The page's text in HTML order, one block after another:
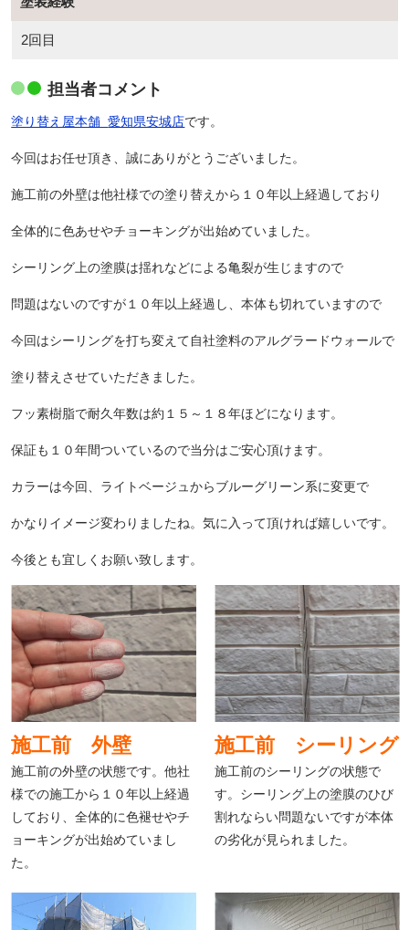
2回目
担当者コメント
塗り替え屋本舗愛知県安城店です。
今回はお任せ頂き、誠にありがとうございました。
施工前の外壁は他社様での塗り替えから１０年以上経過しており
全体的に色あせやチョーキングが出始めていました。
シーリング上の塗膜は揺れなどによる亀裂が生じますので
問題はないのですが１０年以上経過し、本体も切れていますので
今回はシーリングを打ち変えて自社塗料のアルグラードウォールで
塗り替えさせていただきました。
フッ素樹脂で耐久年数は約１５～１８年ほどになります。
保証も１０年間ついているので当分はご安心頂けます。
カラーは今回、ライトベージュからブルーグリーン系に変更で
かなりイメージ変わりましたね。気に入って頂ければ嬉しいです。
今後とも宜しくお願い致します。
施工前 外壁
施工前の外壁の状態です。他社
様での施工から１０年以上経過
しており、全体的に色褪せやチ
ョーキングが出始めていまし
た。
施工前 シーリング
施工前のシーリングの状態で
す。シーリング上の塗膜のひび
割れならい問題ないですが本体
の劣化が見られました。